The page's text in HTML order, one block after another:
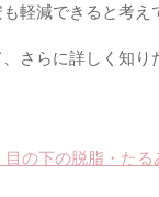
軽減できると考え
さらに詳しく知り
目の下の脱脂・たる